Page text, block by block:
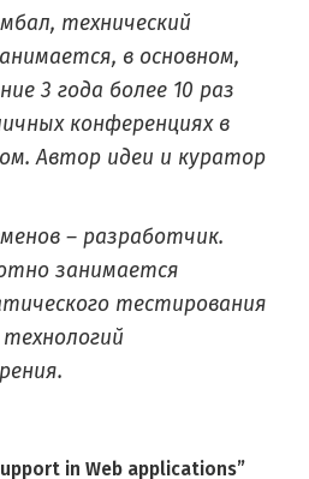
технический
в основном,
3 года более 10 раз
конференциях в
Автор идеи и куратор
– разработчик.
занимается
тестирования
in Web applications”